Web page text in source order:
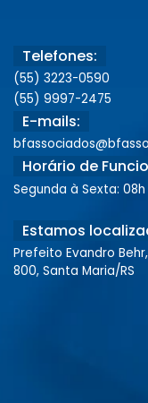
Telefones:
(55) 3223-0590
(55) 9997-2475
E-mails:
Horário de
Segunda à Sexta: 08h
Estamos
Prefeito Evandro
800, Santa Maria/RS